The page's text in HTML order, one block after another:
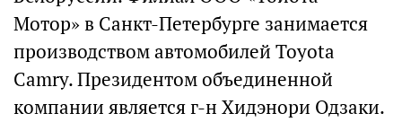
Мотор» в Санкт-Петербурге занимается
производством автомобилей Toyota
Camry. Президентом объединенной
компании является г-н Хидэнори Одзаки.